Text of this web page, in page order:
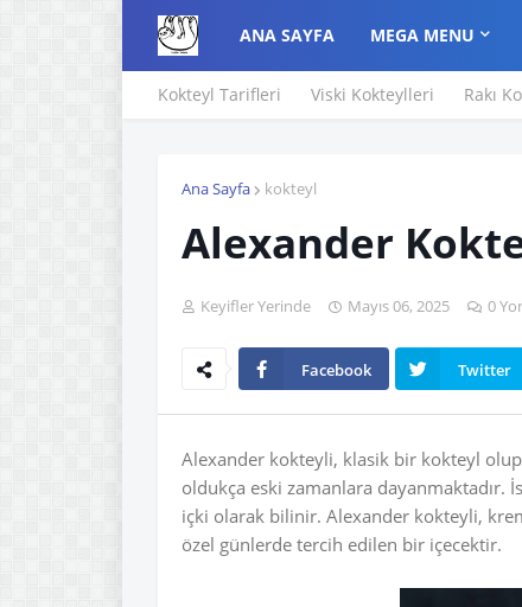
ANA SAYFA MEGA MENU
Kokteyl Tarifleri Viski Kokteylleri Rakı
Ana Sayfa kokteyl
Alexander
Keyifler Yerinde Mayıs 06, 2025 0
Facebook Twitter
Alexander kokteyli, klasik bir kokteyl
oldukça eski zamanlara dayanmaktadır.
içki olarak bilinir. Alexander kokteyli,
özel günlerde tercih edilen bir içecektir.